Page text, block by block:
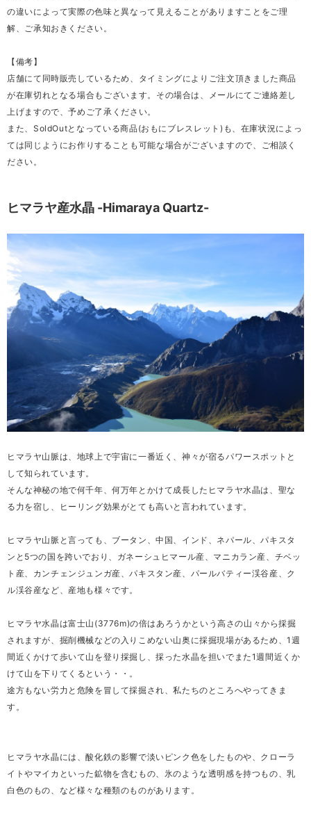
の違いによって実際の色味と異なって見えることがありますことをご理
解、ご承知おきください。
【備考】
店舗にて同時販売しているため、タイミングによりご注文頂きました商品
が在庫切れとなる場合もございます。その場合は、メールにてご連絡差し
上げますので、予めご了承ください。
また、SoldOutとなっている商品(おもにブレスレット)も、在庫状況によっ
ては同じようにお作りすることも可能な場合がございますので、ご相談く
ださい。
ヒマラヤ産水晶 -Himaraya Quartz-
ヒマラヤ山脈は、地球上で宇宙に一番近く、神々が宿るパワースポットと
して知られています。
そんな神秘の地で何千年、何万年とかけて成長したヒマラヤ水晶は、聖な
る力を宿し、ヒーリング効果がとても高いと言われています。
ヒマラヤ山脈と言っても、ブータン、中国、インド、ネパール、パキスタ
ンと5つの国を跨いでおり、ガネーシュヒマール産、マニカラン産、チベッ
ト産、カンチェンジュンガ産、パキスタン産、パールバティー渓谷産、ク
ル渓谷産など、産地も様々です。
ヒマラヤ水晶は富士山(3776m)の倍はあろうかという高さの山々から採掘
されますが、掘削機械などの入りこめない山奥に採掘現場があるため、1週
間近くかけて歩いて山を登り採掘し、採った水晶を担いでまた1週間近くか
けて山を下りてくるという・・。
途方もない労力と危険を冒して採掘され、私たちのところへやってきま
す。
ヒマラヤ水晶には、酸化鉄の影響で淡いピンク色をしたものや、クローラ
イトやマイカといった鉱物を含むもの、氷のような透明感を持つもの、乳
白色のもの、など様々な種類のものがあります。